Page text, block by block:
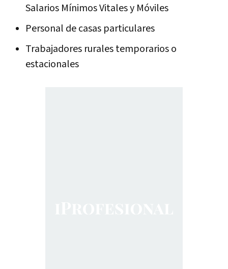
Salarios Mínimos Vitales y Móviles
Personal de casas particulares
Trabajadores rurales temporarios o
estacionales